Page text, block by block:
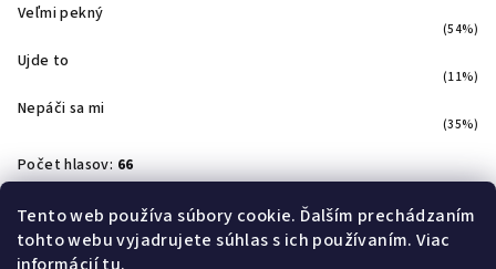
Tento web používa súbory cookie. Ďalším prechádzaním
tohto webu vyjadrujete súhlas s ich používaním. Viac
Veľmi pekný
(54%)
Ujde to
(11%)
Nepáči sa mi
(35%)
Počet hlasov: 66
Facebook